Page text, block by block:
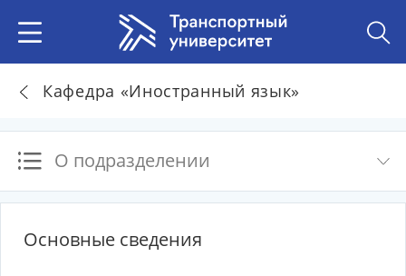
Кафедра «Иностранный язык»
О подразделении
Основные сведения